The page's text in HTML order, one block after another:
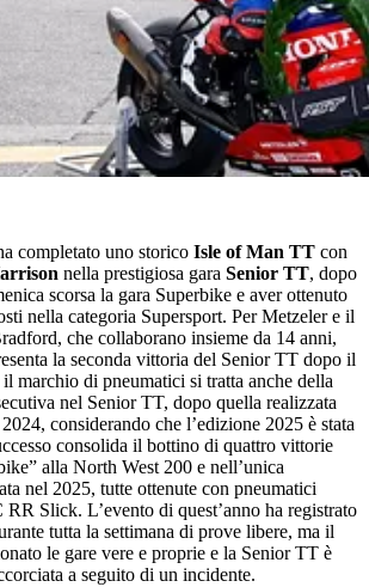
completato uno storico Isle of Man TT con
nella prestigiosa gara Senior TT, dopo
scorsa la gara Superbike e aver ottenuto
nella categoria Supersport. Per Metzeler e il
che collaborano insieme da 14 anni,
la seconda vittoria del Senior TT dopo il
marchio di pneumatici si tratta anche della
nel Senior TT, dopo quella realizzata
considerando che l’edizione 2025 è stata
consolida il bottino di quattro vittorie
alla North West 200 e nell’unica
nel 2025, tutte ottenute con pneumatici
Slick. L’evento di quest’anno ha registrato
tutta la settimana di prove libere, ma il
le gare vere e proprie e la Senior TT è
a seguito di un incidente.